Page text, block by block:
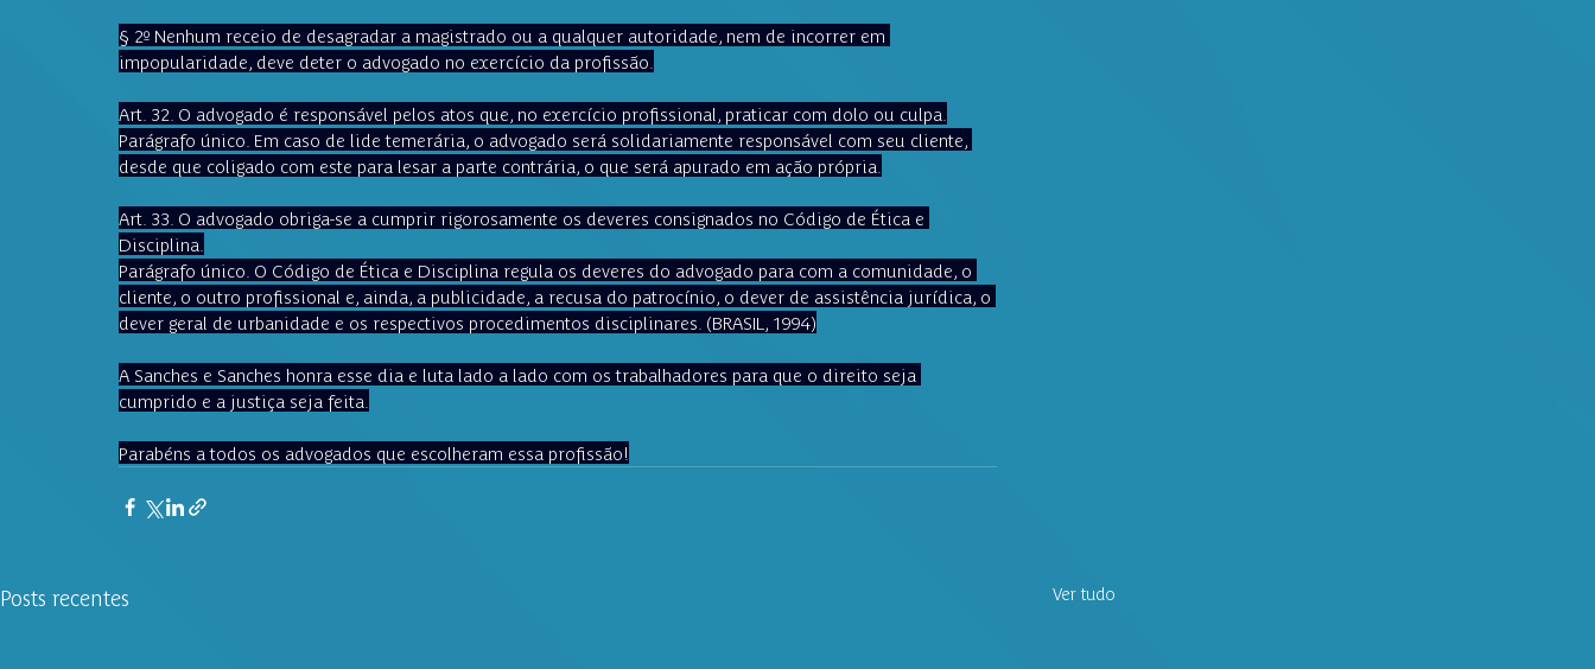
§ 2º Nenhum receio de desagradar a magistrado ou a qualquer autoridade, nem de incorrer em
impopularidade, deve deter o advogado no exercício da profissão.
Art. 32. O advogado é responsável pelos atos que, no exercício profissional, praticar com dolo ou culpa.
Parágrafo único. Em caso de lide temerária, o advogado será solidariamente responsável com seu cliente,
desde que coligado com este para lesar a parte contrária, o que será apurado em ação própria.
Art. 33. O advogado obriga-se a cumprir rigorosamente os deveres consignados no Código de Ética e
Disciplina.
Parágrafo único. O Código de Ética e Disciplina regula os deveres do advogado para com a comunidade, o
cliente, o outro profissional e, ainda, a publicidade, a recusa do patrocínio, o dever de assistência jurídica, o
dever geral de urbanidade e os respectivos procedimentos disciplinares. (BRASIL, 1994)
A Sanches e Sanches honra esse dia e luta lado a lado com os trabalhadores para que o direito seja
cumprido e a justiça seja feita.
Parabéns a todos os advogados que escolheram essa profissão!
Posts recentes Ver tudo